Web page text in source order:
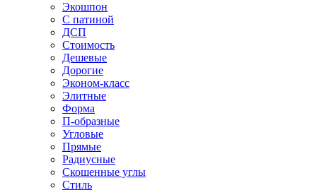
Экошпон
С патиной
ДСП
Стоимость
Дешевые
Дорогие
Эконом-класс
Элитные
Форма
П-образные
Угловые
Прямые
Радиусные
Скошенные углы
Стиль